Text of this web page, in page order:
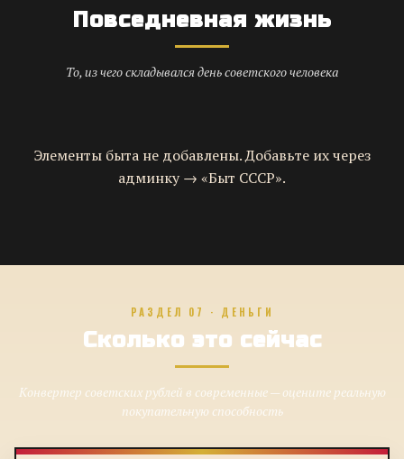
Повседневная жизнь
То, из чего складывался день советского человека
Элементы быта не добавлены. Добавьте их через
админку → «Быт СССР».
РАЗДЕЛ 07 · ДЕНЬГИ
Сколько это сейчас
Конвертер советских рублей в современные — оцените реальную
покупательную способность